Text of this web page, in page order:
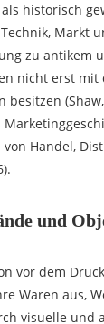
historisch
Markt
zu
nicht erst mit
(Shaw,
Handel,
und
vor dem
Waren aus,
visuelle und